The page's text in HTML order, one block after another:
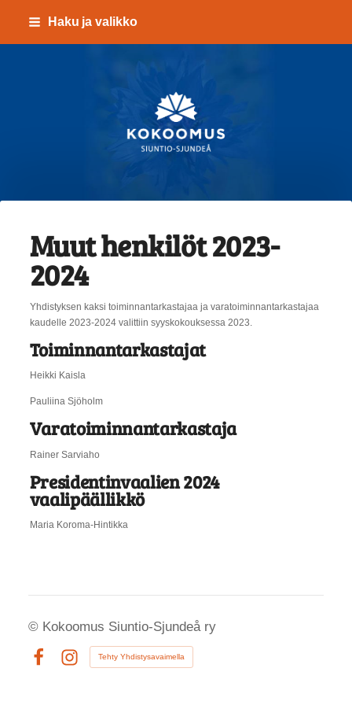
Siirry
sisältöön
Haku ja valikko
Kokoomus Siuntio-
Muut henkilöt 2023-
2024
Yhdistyksen kaksi toiminnantarkastajaa ja varatoiminnantarkastajaa
kaudelle 2023-2024 valittiin syyskokouksessa 2023.
Toiminnantarkastajat
Heikki Kaisla
Pauliina Sjöholm
Varatoiminnantarkastaja
Rainer Sarviaho
Presidentinvaalien 2024
vaalipäällikkö
Maria Koroma-Hintikka
© Kokoomus Siuntio-Sjundeå ry
Instagram
Tehty Yhdistysavaimella